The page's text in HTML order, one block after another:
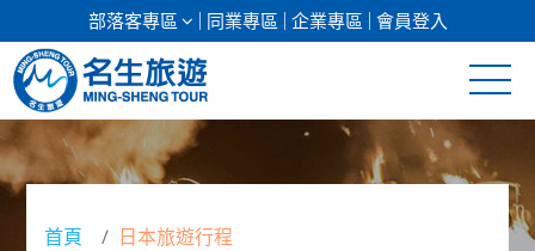
部落客專區 同業專區 企業專區 會員登入
清倉促銷
首頁
日本旅遊行程